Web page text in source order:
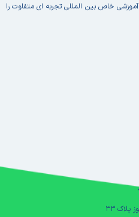
آموزشی خاص بین المللی تجربه ای متفاوت را
۳۳